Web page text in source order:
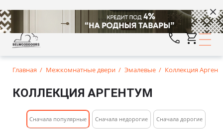
Главная Межкомнатные двери Эмалевые Коллекция
КОЛЛЕКЦИЯ АРГЕНТУМ
Cначала популярные Сначала недорогие Cначала дорогие